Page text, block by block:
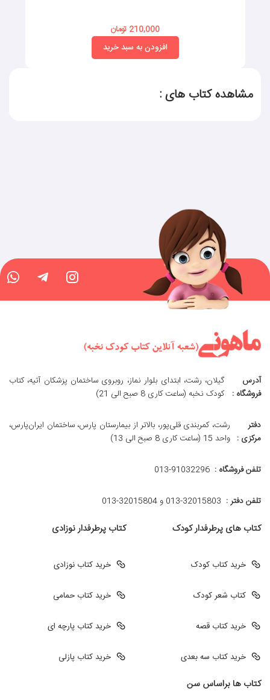
210,000 تومان
افزودن به سبد خرید
مشاهده کتاب های :
آدرس
فروشگاه :
گیلان، رشت، ابتدای بلوار نماز، روبروی ساختمان پزشکان آتیه، کتاب
کودک نخبه (ساعت کاری 8 صبح الی 21)
دفتر
مرکزی :
رشت، کمربندی قلی‌پور، بالاتر از بیمارستان پارس، ساختمان ایران‌پارس،
واحد 15 (ساعت کاری 8 صبح الی 13)
تلفن فروشگاه : 013-91032296
تلفن دفتر : 013-32015803 و 32015804-013
کتاب های پرطرفدار کودک
خرید کتاب کودک
کتاب شعر کودک
خرید کتاب قصه
خرید کتاب سه بعدی
کتاب پرطرفدار نوزادی
خرید کتاب نوزادی
خرید کتاب حمامی
خرید کتاب پارچه ای
خرید کتاب پازلی
کتاب ها براساس سن